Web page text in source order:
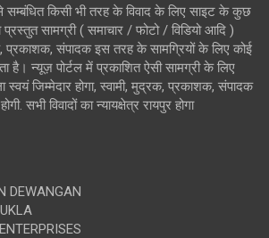
किसी भी तरह के विवाद के लिए साइट के कुछ
प्रस्तुत सामग्री ( समाचार / फोटो / विडियो आदि )
प्रकाशक, संपादक इस तरह के सामग्रियों के लिए कोई
है। न्यूज़ पोर्टल में प्रकाशित ऐसी सामग्री के लिए
स्वयं जिम्मेदार होगा, स्वामी, मुद्रक, प्रकाशक, संपादक
सभी विवादों का न्यायक्षेत्र रायपुर होगा
DEWANGAN